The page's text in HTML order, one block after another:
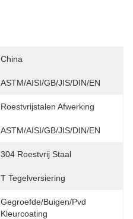
China
ASTM/AISI/GB/JIS/DIN/EN
Roestvrijstalen Afwerking
ASTM/AISI/GB/JIS/DIN/EN
304 Roestvrij Staal
T Tegelversiering
Gegroefde/buigen/pvd
Kleurcoating